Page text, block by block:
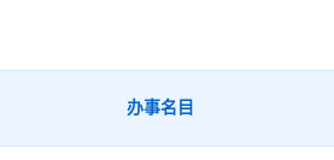
办事名目